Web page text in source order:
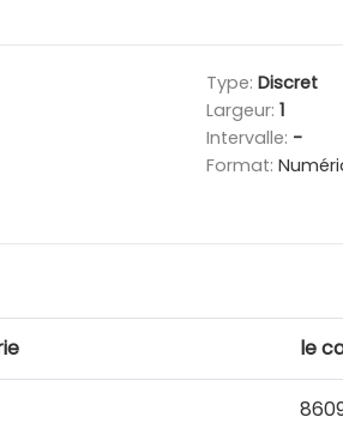
Type: Discret
Largeur: 1
Intervalle: -
Format:
le